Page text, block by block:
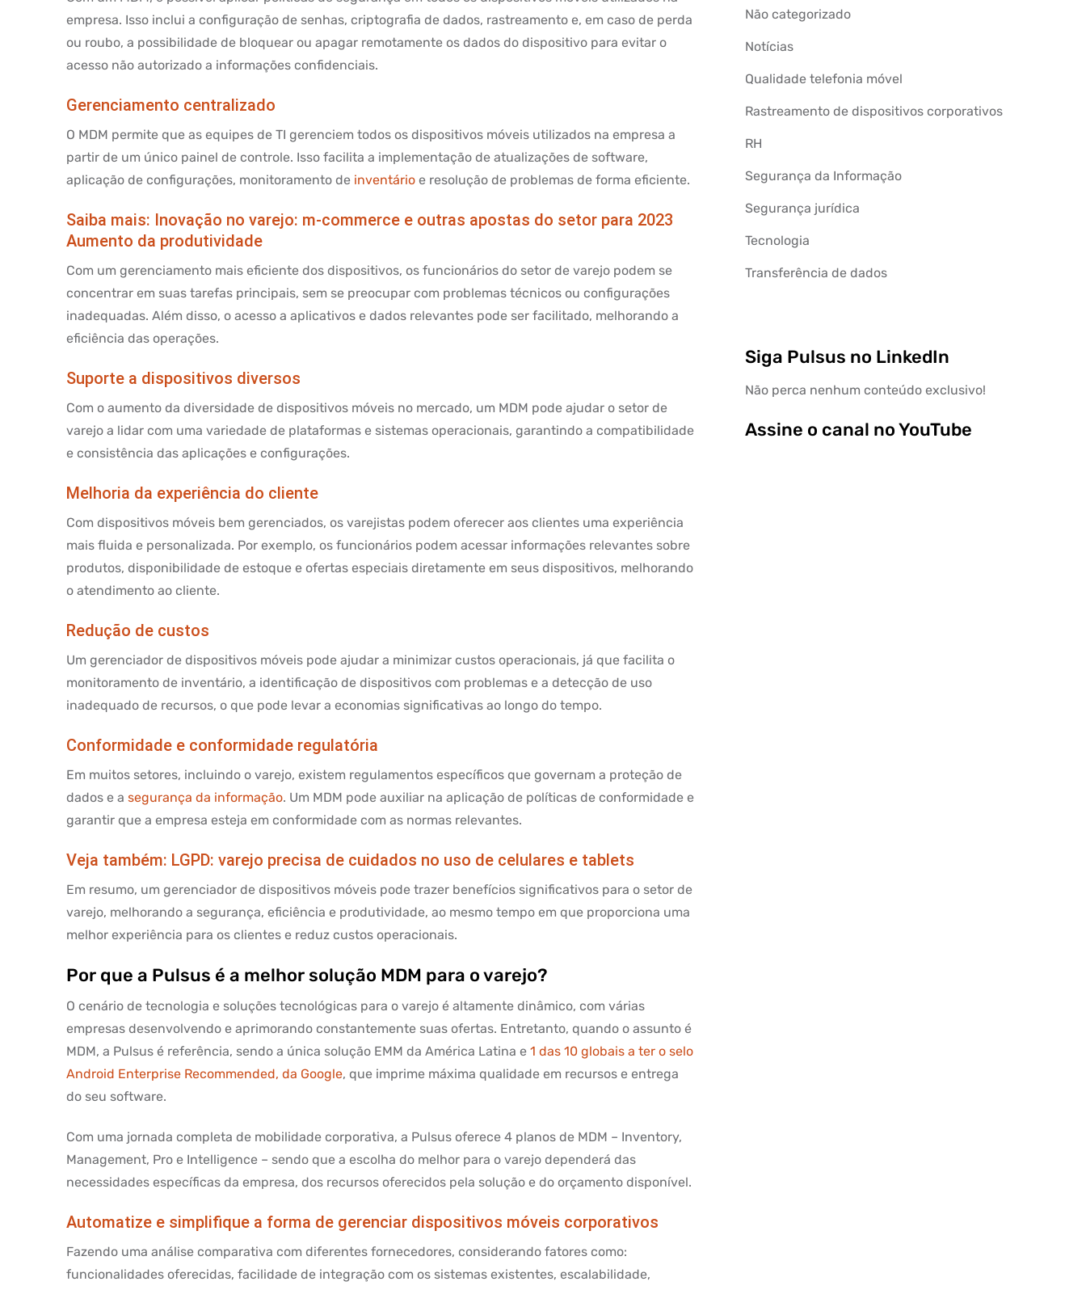
empresa. Isso inclui a configuração de senhas, criptografia de dados, rastreamento e, em caso de perda
ou roubo, a possibilidade de bloquear ou apagar remotamente os dados do dispositivo para evitar o
acesso não autorizado a informações confidenciais.
Gerenciamento centralizado
O MDM permite que as equipes de TI gerenciem todos os dispositivos móveis utilizados na empresa a
partir de um único painel de controle. Isso facilita a implementação de atualizações de software,
aplicação de configurações, monitoramento de inventário e resolução de problemas de forma eficiente.
Saiba mais: Inovação no varejo: m-commerce e outras apostas do setor para 2023
Aumento da produtividade
Com um gerenciamento mais eficiente dos dispositivos, os funcionários do setor de varejo podem se
concentrar em suas tarefas principais, sem se preocupar com problemas técnicos ou configurações
inadequadas. Além disso, o acesso a aplicativos e dados relevantes pode ser facilitado, melhorando a
eficiência das operações.
Suporte a dispositivos diversos
Com o aumento da diversidade de dispositivos móveis no mercado, um MDM pode ajudar o setor de
varejo a lidar com uma variedade de plataformas e sistemas operacionais, garantindo a compatibilidade
e consistência das aplicações e configurações.
Melhoria da experiência do cliente
Com dispositivos móveis bem gerenciados, os varejistas podem oferecer aos clientes uma experiência
mais fluida e personalizada. Por exemplo, os funcionários podem acessar informações relevantes sobre
produtos, disponibilidade de estoque e ofertas especiais diretamente em seus dispositivos, melhorando
o atendimento ao cliente.
Redução de custos
Um gerenciador de dispositivos móveis pode ajudar a minimizar custos operacionais, já que facilita o
monitoramento de inventário, a identificação de dispositivos com problemas e a detecção de uso
inadequado de recursos, o que pode levar a economias significativas ao longo do tempo.
Conformidade e conformidade regulatória
Em muitos setores, incluindo o varejo, existem regulamentos específicos que governam a proteção de
dados e a segurança da informação. Um MDM pode auxiliar na aplicação de políticas de conformidade e
garantir que a empresa esteja em conformidade com as normas relevantes.
Veja também: LGPD: varejo precisa de cuidados no uso de celulares e tablets
Em resumo, um gerenciador de dispositivos móveis pode trazer benefícios significativos para o setor de
varejo, melhorando a segurança, eficiência e produtividade, ao mesmo tempo em que proporciona uma
melhor experiência para os clientes e reduz custos operacionais.
Por que a Pulsus é a melhor solução MDM para o varejo?
O cenário de tecnologia e soluções tecnológicas para o varejo é altamente dinâmico, com várias
empresas desenvolvendo e aprimorando constantemente suas ofertas. Entretanto, quando o assunto é
MDM, a Pulsus é referência, sendo a única solução EMM da América Latina e 1 das 10 globais a ter o selo
Android Enterprise Recommended, da Google, que imprime máxima qualidade em recursos e entrega
do seu software.
Com uma jornada completa de mobilidade corporativa, a Pulsus oferece 4 planos de MDM – Inventory,
Management, Pro e Intelligence – sendo que a escolha do melhor para o varejo dependerá das
necessidades específicas da empresa, dos recursos oferecidos pela solução e do orçamento disponível.
Automatize e simplifique a forma de gerenciar dispositivos móveis corporativos
Fazendo uma análise comparativa com diferentes fornecedores, considerando fatores como:
funcionalidades oferecidas, facilidade de integração com os sistemas existentes, escalabilidade,
Não categorizado
Notícias
Qualidade telefonia móvel
Rastreamento de dispositivos corporativos
RH
Segurança da Informação
Segurança jurídica
Tecnologia
Transferência de dados
Siga Pulsus no LinkedIn
Não perca nenhum conteúdo exclusivo!
Assine o canal no YouTube